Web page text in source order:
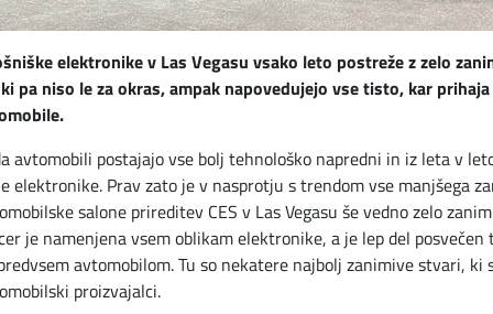
elektronike v Las Vegasu vsako leto postreže z zelo
pa niso le za okras, ampak napovedujejo vse tisto, kar
avtomobili postajajo vse bolj tehnološko napredni in iz leta v
elektronike. Prav zato je v nasprotju s trendom vse manjšega
salone prireditev CES v Las Vegasu še vedno zelo
je namenjena vsem oblikam elektronike, a je lep del posvečen
avtomobilom. Tu so nekatere najbolj zanimive stvari, ki
proizvajalci.